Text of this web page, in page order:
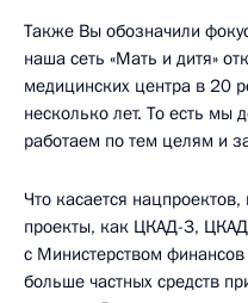
Также Вы обозначили
наша сеть «Мать и дитя»
медицинских центра в 20
несколько лет. То есть мы
работаем по тем целям и
Что касается
проекты, как ЦКАД-3,
с Министерством
больше частных средств